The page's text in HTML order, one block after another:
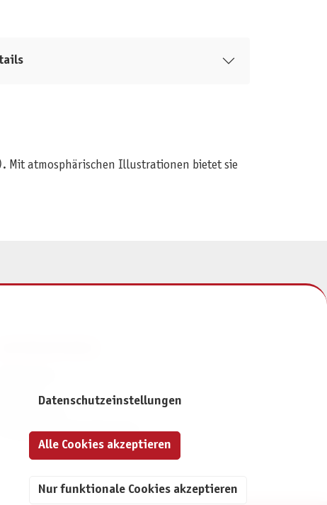
. Mit atmosphärischen Illustrationen bietet sie
Kontakt
Privatsphäre-Einstellungen
Datenschutzeinstellungen
Nur funktionale Cookies akzeptieren
Alle Cookies akzeptieren